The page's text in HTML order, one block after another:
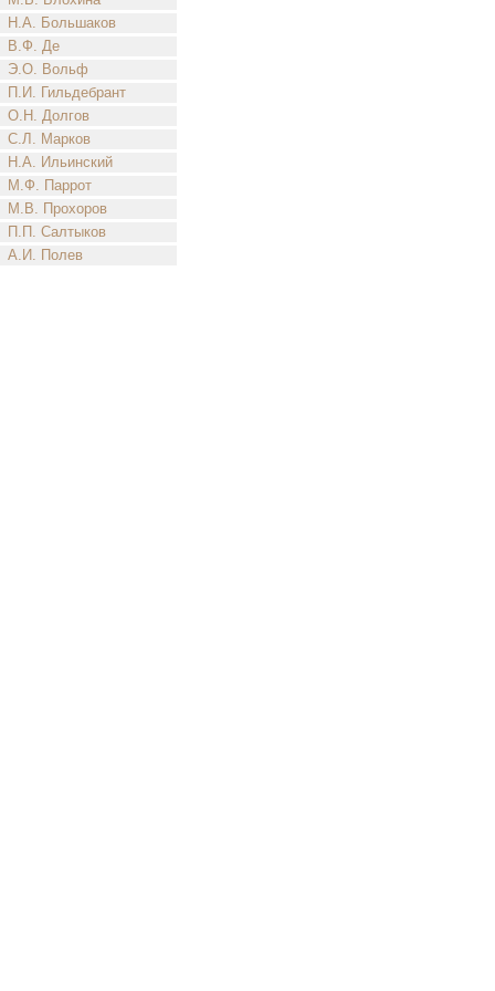
Н.А. Большаков
В.Ф. Де
Э.О. Вольф
П.И. Гильдебрант
О.Н. Долгов
С.Л. Марков
Н.А. Ильинский
М.Ф. Паррот
М.В. Прохоров
П.П. Салтыков
А.И. Полев